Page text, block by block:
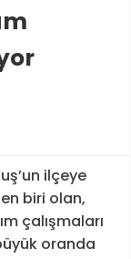
ilçeye
biri olan,
çalışmaları
oranda